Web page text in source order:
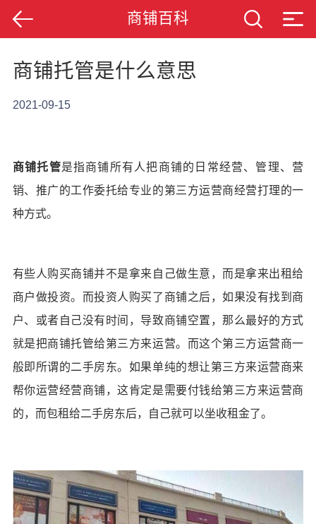
商铺百科
商铺托管是什么意思
2021-09-15
商铺托管是指商铺所有人把商铺的日常经营、管理、营
销、推广的工作委托给专业的第三方运营商经营打理的一
种方式。
有些人购买商铺并不是拿来自己做生意，而是拿来出租给
商户做投资。而投资人购买了商铺之后，如果没有找到商
户、或者自己没有时间，导致商铺空置，那么最好的方式
就是把商铺托管给第三方来运营。而这个第三方运营商一
般即所谓的二手房东。如果单纯的想让第三方来运营商来
帮你运营经营商铺，这肯定是需要付钱给第三方来运营商
的，而包租给二手房东后，自己就可以坐收租金了。